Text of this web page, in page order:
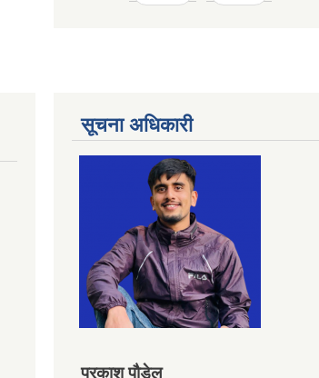
सूचना अधिकारी
प्रकाश पौडेल